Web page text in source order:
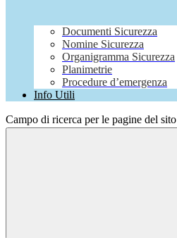
Documenti Sicurezza
Nomine Sicurezza
Organigramma Sicurezza
Planimetrie
Procedure d’emergenza
Info Utili
Campo di ricerca per le pagine del sito